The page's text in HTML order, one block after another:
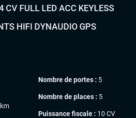
CV FULL LED ACC KEYLESS
HIFI DYNAUDIO GPS
Nombre de portes : 5
Nombre de places : 5
Puissance fiscale : 10 CV